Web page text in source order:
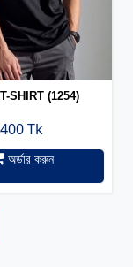
SHIRT (1254)
400 Tk
অর্ডার করুন